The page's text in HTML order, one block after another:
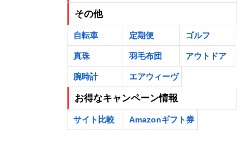
その他
自転車 定期便 ゴルフ
真珠 羽毛布団 アウトドア
腕時計 エアウィーヴ
お得なキャンペーン情報
サイト比較 Amazonギフト券